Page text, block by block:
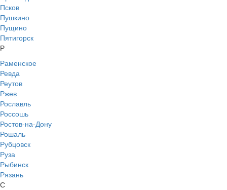
Псков
Пушкино
Пущино
Пятигорск
Р
Раменское
Ревда
Реутов
Ржев
Рославль
Россошь
Ростов-на-Дону
Рошаль
Рубцовск
Руза
Рыбинск
Рязань
С